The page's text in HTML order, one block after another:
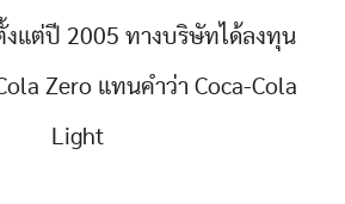
งแต่ปี 2005 ทางบริษัทได้ลงทุน
Zero แทนคำว่า Coca-Cola
Light